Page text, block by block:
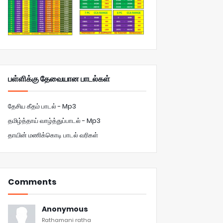
பள்ளிக்கு தேவையான பாடல்கள்
தேசிய கீதம் பாடல் - Mp3
தமிழ்த்தாய் வாழ்த்துப்பாடல் - Mp3
தாயின் மணிக்கொடி பாடல் வரிகள்
Comments
Anonymous
Rathamani ratha